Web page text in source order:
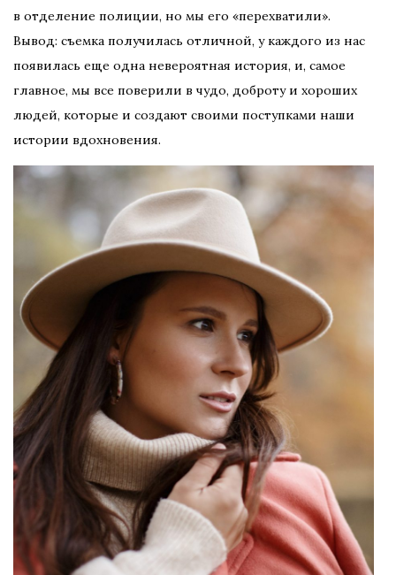
в отделение полиции, но мы его «перехватили».
Вывод: съемка получилась отличной, у каждого из нас
появилась еще одна невероятная история, и, самое
главное, мы все поверили в чудо, доброту и хороших
людей, которые и создают своими поступками наши
истории вдохновения.